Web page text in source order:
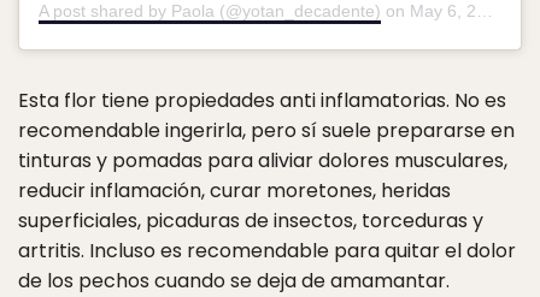
A post shared by Paola (@yotan_decadente) on May 6, 2019 at 4:37pm PDT
Esta flor tiene propiedades anti inflamatorias. No es
recomendable ingerirla, pero sí suele prepararse en
tinturas y pomadas para aliviar dolores musculares,
reducir inflamación, curar moretones, heridas
superficiales, picaduras de insectos, torceduras y
artritis. Incluso es recomendable para quitar el dolor
de los pechos cuando se deja de amamantar.